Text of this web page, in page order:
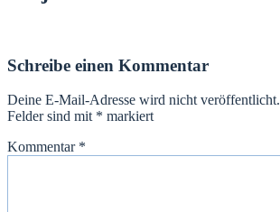
Schreibe einen Kommentar
Deine E-Mail-Adresse wird nicht veröffentlicht.
Felder sind mit * markiert
Kommentar *